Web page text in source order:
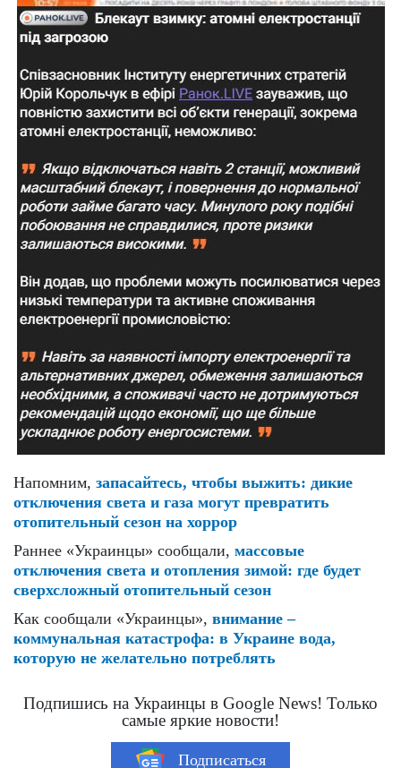
Напомним, запасайтесь, чтобы выжить: дикие
отключения света и газа могут превратить
отопительный сезон на хоррор
Раннее «Украинцы» сообщали, массовые
отключения света и отопления зимой: где будет
сверхсложный отопительный сезон
Как сообщали «Украинцы», внимание –
коммунальная катастрофа: в Украине вода,
которую не желательно потреблять
Подпишись на Украинцы в Google News! Только
самые яркие новости!
Подписаться